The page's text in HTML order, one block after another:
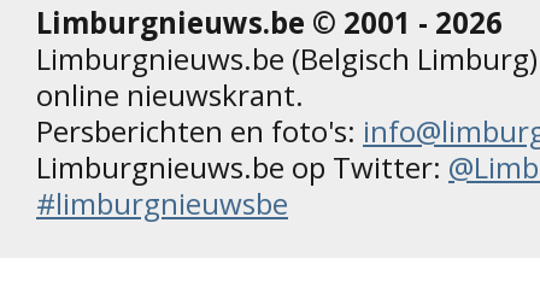
Limburgnieuws.be © 2001 - 2026
Limburgnieuws.be (Belgisch
online nieuwskrant.
Persberichten en foto's:
Limburgnieuws.be op Twitter:
#limburgnieuwsbe